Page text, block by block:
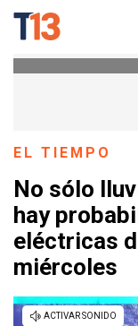
EL TIEMPO
No sólo
hay
eléctricas
miércoles